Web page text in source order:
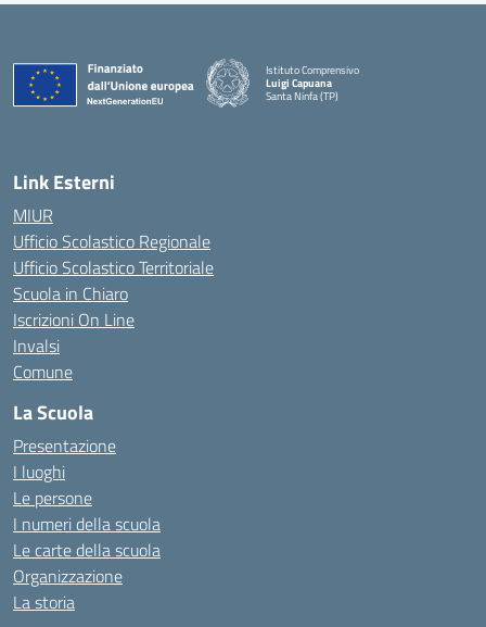
Istituto Comprensivo
Luigi Capuana
Santa Ninfa (TP)
Link Esterni
MIUR
Ufficio Scolastico Regionale
Ufficio Scolastico Territoriale
Scuola in Chiaro
Iscrizioni On Line
Invalsi
Comune
La Scuola
Presentazione
I luoghi
Le persone
I numeri della scuola
Le carte della scuola
Organizzazione
La storia